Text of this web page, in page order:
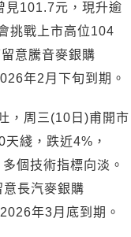
見101.7元，現升逾
挑戰上市高位104
意騰音麥銀購
年2月下旬到期。
，周三(10日)甫開市
綫，跌近4%，
個技術指標向淡。
長汽麥銀購
年3月底到期。